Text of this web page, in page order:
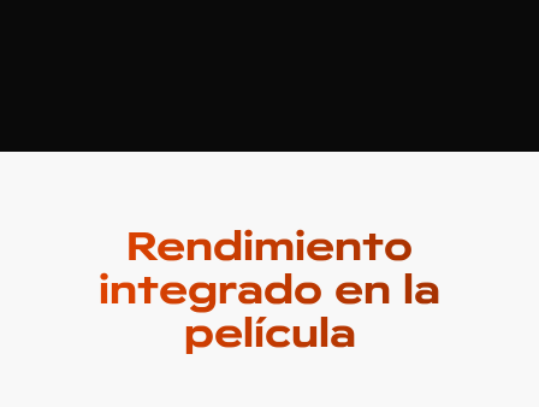
Rendimiento
integrado en la
película